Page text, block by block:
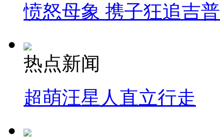
愤怒母象 携子狂追吉
热点新闻
超萌汪星人直立行走